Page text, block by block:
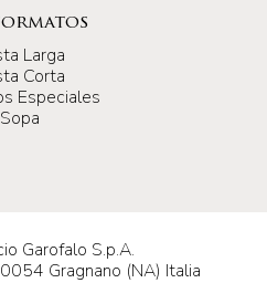
Larga
Corta
Especiales
Sopa
Garofalo S.p.A.
Gragnano (NA) Italia